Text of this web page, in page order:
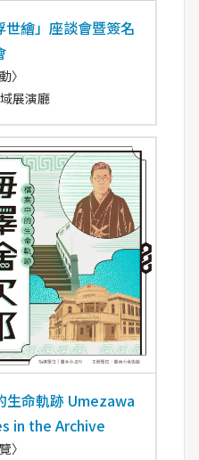
世繪」座談會暨簽名
〉
展演廳
命軌跡 Umezawa
in the Archive
〉